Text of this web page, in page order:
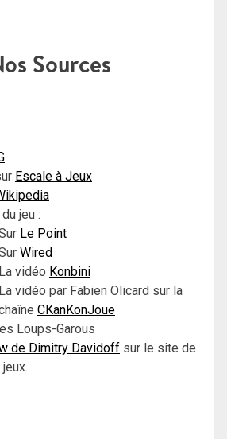
Sources
Escale à Jeux
jeu :
Le Point
Wired
La vidéo Konbini
La vidéo par Fabien Olicard sur la
CKanKonJoue
Loups-Garous
de Dimitry Davidoff sur le site de
jeux.